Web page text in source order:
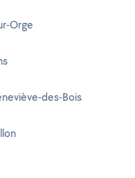
Orge
des-Bois